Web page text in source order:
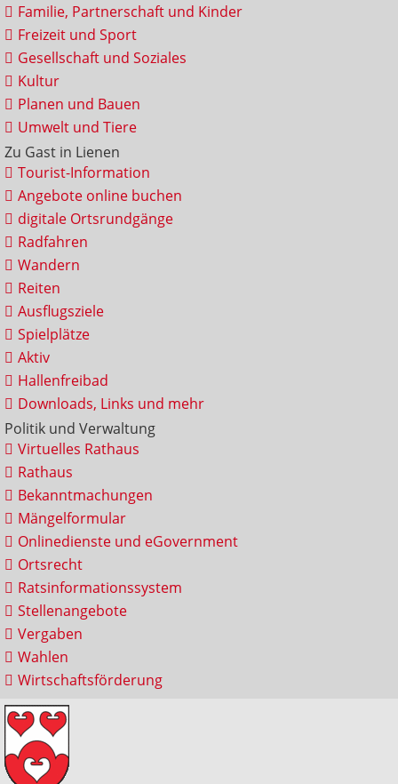
Familie, Partnerschaft und Kinder
Freizeit und Sport
Gesellschaft und Soziales
Kultur
Planen und Bauen
Umwelt und Tiere
Zu Gast in Lienen
Tourist-Information
Angebote online buchen
digitale Ortsrundgänge
Radfahren
Wandern
Reiten
Ausflugsziele
Spielplätze
Aktiv
Hallenfreibad
Downloads, Links und mehr
Politik und Verwaltung
Virtuelles Rathaus
Rathaus
Bekanntmachungen
Mängelformular
Onlinedienste und eGovernment
Ortsrecht
Ratsinformationssystem
Stellenangebote
Vergaben
Wahlen
Wirtschaftsförderung